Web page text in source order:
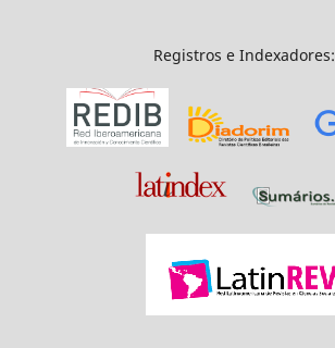
Registros e Indexadores: